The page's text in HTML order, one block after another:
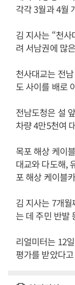
각각 3월과 4월
김 지사는 “천
려 서남권에 많
천사대교는 전
도 사이를 배로
전남도청은 설
차량 4만5천여
목포 해상 케이
대교와 다도해,
포 해상 케이블
김 지사는 7개
는 데 주민 반발
리얼미터는 12
평가를 받았다